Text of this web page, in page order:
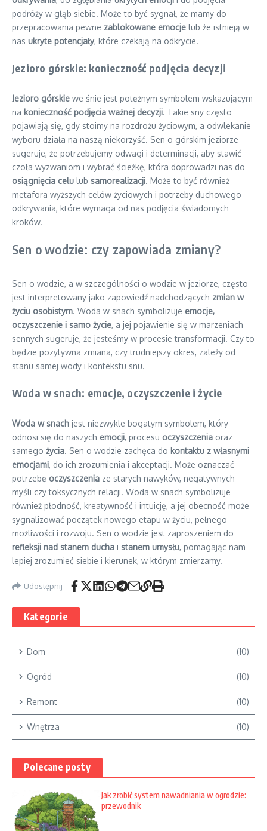
podróży w głąb siebie. Może to być sygnał, że mamy do
przepracowania pewne zablokowane emocje lub że istnieją w
nas ukryte potencjały, które czekają na odkrycie.
Jezioro górskie: konieczność podjęcia decyzji
Jezioro górskie we śnie jest potężnym symbolem wskazującym
na konieczność podjęcia ważnej decyzji. Takie sny często
pojawiają się, gdy stoimy na rozdrożu życiowym, a odwlekanie
wyboru działa na naszą niekorzyść. Sen o górskim jeziorze
sugeruje, że potrzebujemy odwagi i determinacji, aby stawić
czoła wyzwaniom i wybrać ścieżkę, która doprowadzi nas do
osiągnięcia celu lub samorealizacji. Może to być również
metafora wyższych celów życiowych i potrzeby duchowego
odkrywania, które wymaga od nas podjęcia świadomych
kroków.
Sen o wodzie: czy zapowiada zmiany?
Sen o wodzie, a w szczególności o wodzie w jeziorze, często
jest interpretowany jako zapowiedź nadchodzących zmian w
życiu osobistym. Woda w snach symbolizuje emocje,
oczyszczenie i samo życie, a jej pojawienie się w marzeniach
sennych sugeruje, że jesteśmy w procesie transformacji. Czy to
będzie pozytywna zmiana, czy trudniejszy okres, zależy od
stanu samej wody i kontekstu snu.
Woda w snach: emocje, oczyszczenie i życie
Woda w snach jest niezwykle bogatym symbolem, który
odnosi się do naszych emocji, procesu oczyszczenia oraz
samego życia. Sen o wodzie zachęca do kontaktu z własnymi
emocjami, do ich zrozumienia i akceptacji. Może oznaczać
potrzebę oczyszczenia ze starych nawyków, negatywnych
myśli czy toksycznych relacji. Woda w snach symbolizuje
również płodność, kreatywność i intuicję, a jej obecność może
sygnalizować początek nowego etapu w życiu, pełnego
możliwości i rozwoju. Sen o wodzie jest zaproszeniem do
refleksji nad stanem ducha i stanem umysłu, pomagając nam
lepiej zrozumieć siebie i kierunek, w którym zmierzamy.
Udostępnij
Kategorie
Dom (10)
Ogród (10)
Remont (10)
Wnętrza (10)
Polecane posty
Jak zrobić system nawadniania w ogrodzie:
przewodnik